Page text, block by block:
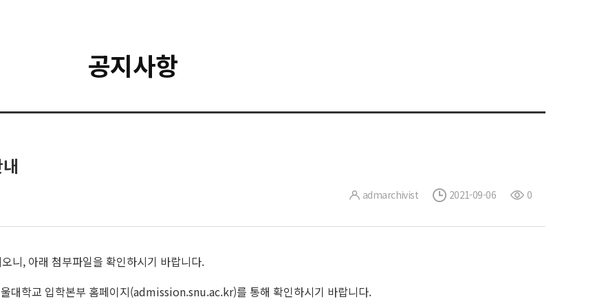
공지사항
admarchivist 2021-09-06 0
니, 아래 첨부파일을 확인하시기 바랍니다.
대학교 입학본부 홈페이지(admission.snu.ac.kr)를 통해 확인하시기 바랍니다.